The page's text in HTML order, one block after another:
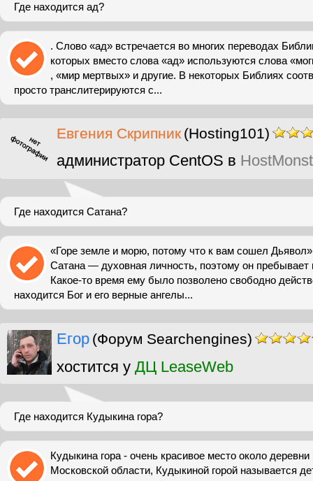
Где находится ад?
. Слово «ад» встречается во многих переводах
которых вместо слова «ад» используются слова
, «мир мертвых» и другие. В некоторых Библиях
просто транслитерируются с...
Евгения Скрипник (Hosting101)
администратор CentOS в
Где находится Сатана?
«Горе земле и морю, потому что к вам сошел
Сатана — духовная личность, поэтому он
Какое-то время ему было позволено свободно
находится Бог и его верные ангелы...
Егор (Форум Searchengines)
хостится у ДЦ LeaseWeb
Где находится Кудыкина гора?
Кудыкина гора - очень красивое место около
Московской области, Кудыкиной горой называется